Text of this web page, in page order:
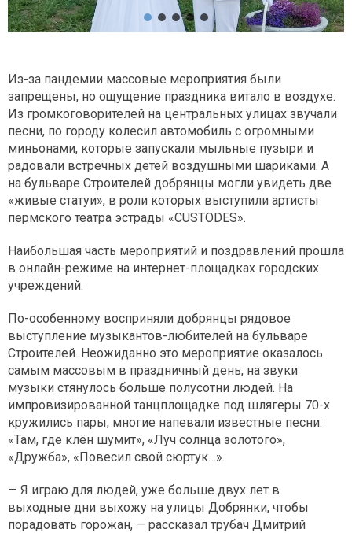
Из-за пандемии массовые мероприятия были
запрещены, но ощущение праздника витало в воздухе.
Из громкоговорителей на центральных улицах звучали
песни, по городу колесил автомобиль с огромными
миньонами, которые запускали мыльные пузыри и
радовали встречных детей воздушными шариками. А
на бульваре Строителей добрянцы могли увидеть две
«живые статуи», в роли которых выступили артисты
пермского театра эстрады «CUSTODES».
Наибольшая часть мероприятий и поздравлений прошла
в онлайн-режиме на интернет-площадках городских
учреждений.
По-особенному восприняли добрянцы рядовое
выступление музыкантов-любителей на бульваре
Строителей. Неожиданно это мероприятие оказалось
самым массовым в праздничный день, на звуки
музыки стянулось больше полусотни людей. На
импровизированной танцплощадке под шлягеры 70-х
кружились пары, многие напевали известные песни:
«Там, где клён шумит», «Луч солнца золотого»,
«Дружба», «Повесил свой сюртук…».
— Я играю для людей, уже больше двух лет в
выходные дни выхожу на улицы Добрянки, чтобы
порадовать горожан, — рассказал трубач Дмитрий